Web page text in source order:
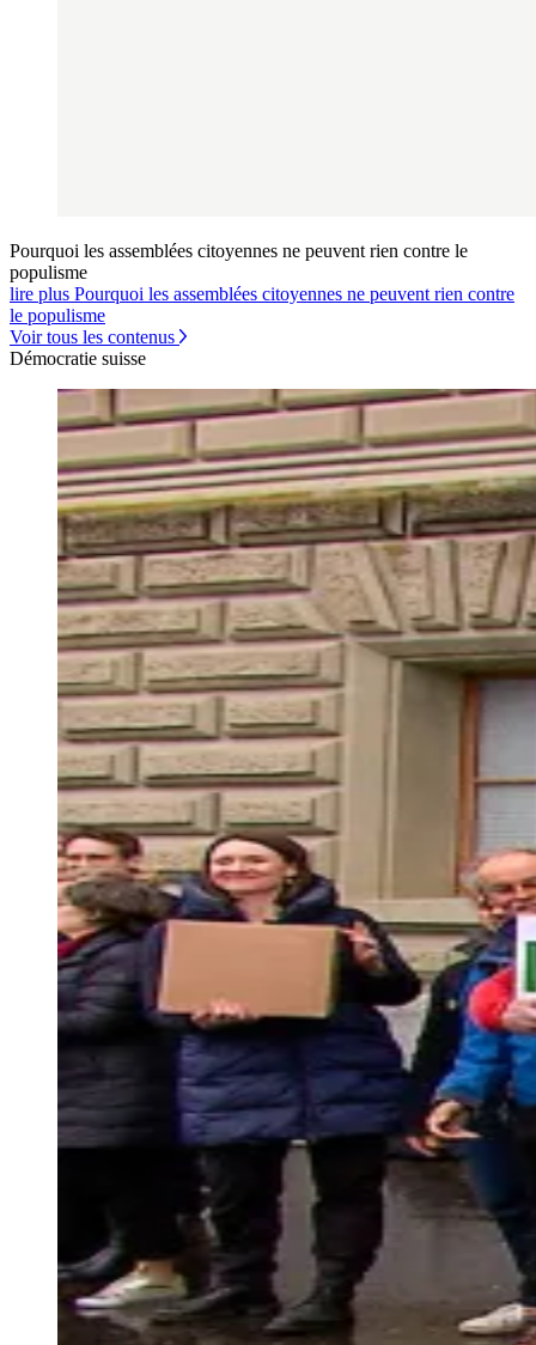
Pourquoi les assemblées citoyennes ne peuvent rien contre le
populisme
lire plus Pourquoi les assemblées citoyennes ne peuvent rien contre
le populisme
Voir tous les contenus
Démocratie suisse